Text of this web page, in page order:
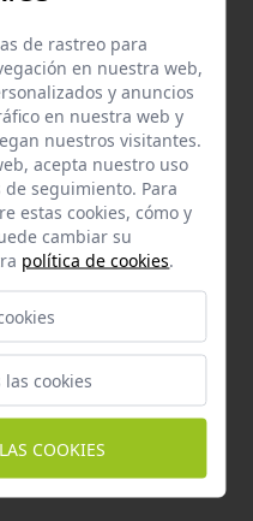
previstas en el momento
web.
o cuestiones
web o de las actividades
la legislación
las partes,
con su uso los
de Sevilla, salvo que el
24/07/2025
de rastreo para
en nuestra web,
y anuncios
en nuestra web y
nuestros visitantes.
acepta nuestro uso
seguimiento. Para
estas cookies, cómo y
cambiar su
política de cookies.
cookies
COOKIES